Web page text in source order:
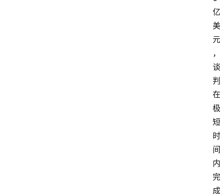
亿
美
元
，
谈
判
在
极
短
时
间
内
完
成